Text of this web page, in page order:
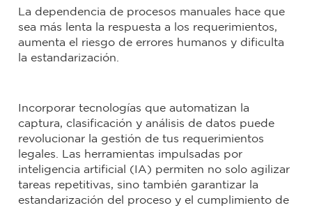
La dependencia de procesos manuales hace que
sea más lenta la respuesta a los requerimientos,
aumenta el riesgo de errores humanos y dificulta
la estandarización.
Incorporar tecnologías que automatizan la
captura, clasificación y análisis de datos puede
revolucionar la gestión de tus requerimientos
legales. Las herramientas impulsadas por
inteligencia artificial (IA) permiten no solo agilizar
tareas repetitivas, sino también garantizar la
estandarización del proceso y el cumplimiento de